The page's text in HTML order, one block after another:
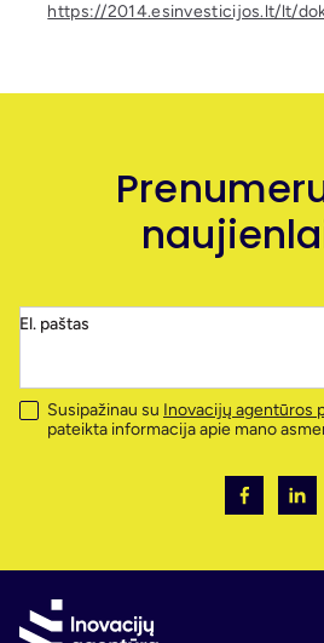
https://2014.esinvesticijos.lt/lt/
El. paštas
Susipažinau su Inovacijų agentūros
pateikta informacija apie mano